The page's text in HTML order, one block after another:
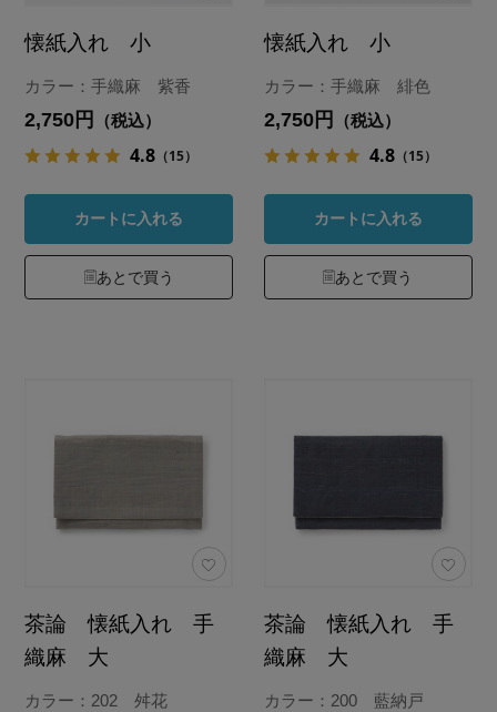
懐紙入れ 小
カラー：手織麻 紫香
2,750円 （税込）
4.8 （15）
カートに入れる
あとで買う
懐紙入れ 小
カラー：手織麻 緋色
2,750円 （税込）
4.8 （15）
カートに入れる
あとで買う
茶論 懐紙入れ 手
織麻 大
カラー：202 舛花
茶論 懐紙入れ 手
織麻 大
カラー：200 藍納戸